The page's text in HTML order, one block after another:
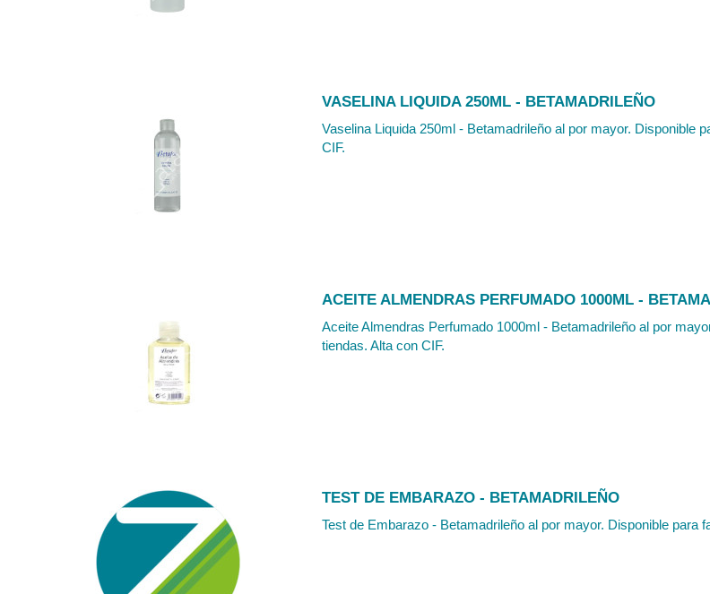
VASELINA LIQUIDA 250ML - BETAMADRILEÑO
Vaselina Liquida 250ml - Betamadrileño al por mayor. Disponible
CIF.
ACEITE ALMENDRAS PERFUMADO 1000ML -
Aceite Almendras Perfumado 1000ml - Betamadrileño al por
tiendas. Alta con CIF.
TEST DE EMBARAZO - BETAMADRILEÑO
Test de Embarazo - Betamadrileño al por mayor. Disponible para